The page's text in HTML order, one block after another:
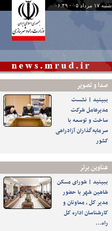
شنبه ۱۷ مرداد ۰۵ - ۰۶:۴۹
صدا و تصوير
ببینید | نشست
مدیرعامل شرکت
ساخت و توسعه با
سرمایه‌گذاران آزادراهی
کشور
عناوین برتر
ببینید | شورای مسکن
شاهین شهر با حضور
مدیر کل ، معاونان و
کارشناسان اداره کل
راه…